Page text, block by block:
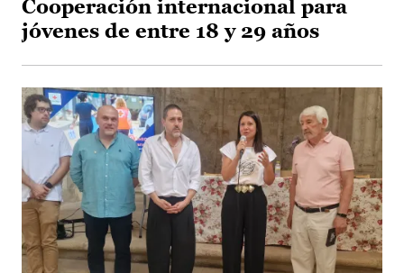
Cooperación internacional para
jóvenes de entre 18 y 29 años